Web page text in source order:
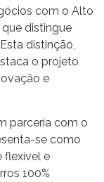
com o Alto
distingue
distinção,
o projeto
e
parceria com o
se como
flexível e
100%